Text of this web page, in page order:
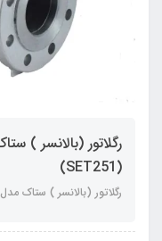
(SET251)
رگلاتور (بالانسر ) ستاک مدل SET251